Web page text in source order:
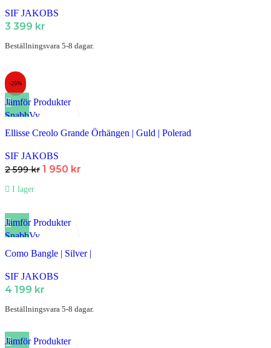
SIF JAKOBS
3 399 kr
Beställningsvara 5-8 dagar.
-25%
Jämför Produkter
SnabbVy
Lägg till i Favoriter
Ellisse Creolo Grande Örhängen | Guld | Polerad
SIF JAKOBS
2 599kr 1 950 kr
I lager
Jämför Produkter
SnabbVy
Lägg till i Favoriter
Como Bangle | Silver |
SIF JAKOBS
4 199 kr
Beställningsvara 5-8 dagar.
Jämför Produkter